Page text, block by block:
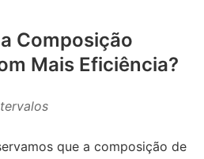
Composição
Mais Eficiência?
que a composição de